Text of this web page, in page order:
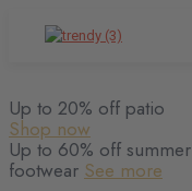
Up to 20% off patio
Shop now
Up to 60% off summer
footwear See more